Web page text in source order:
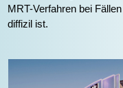
MRT-Verfahren bei
diffizil ist.